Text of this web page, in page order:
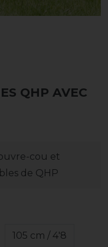
QHP AVEC
cou et
de QHP
105 cm / 4'8